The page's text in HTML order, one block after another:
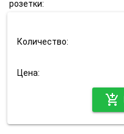
розетки:
Количество:
Цена:
add_shopping_cart